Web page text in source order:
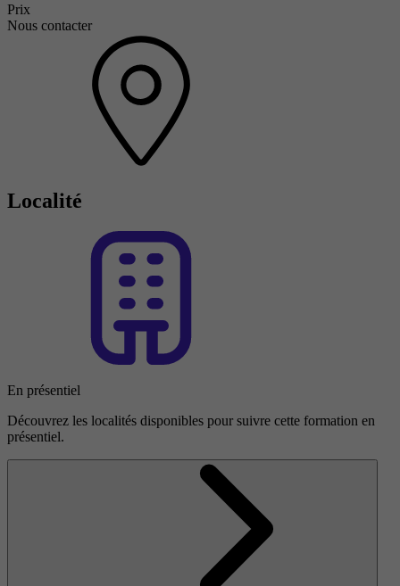
Prix
Nous contacter
Localité
En présentiel
Découvrez les localités disponibles pour suivre cette formation en
présentiel.